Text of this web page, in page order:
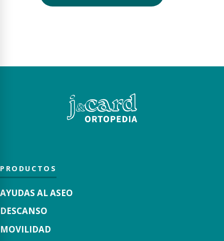
PRODUCTOS
AYUDAS AL ASEO
DESCANSO
MOVILIDAD